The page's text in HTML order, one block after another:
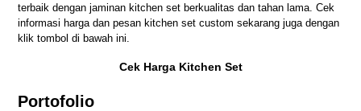
terbaik dengan jaminan kitchen set berkualitas dan tahan lama. Cek
informasi harga dan pesan kitchen set custom sekarang juga dengan
klik tombol di bawah ini.
Cek Harga Kitchen Set
Portofolio